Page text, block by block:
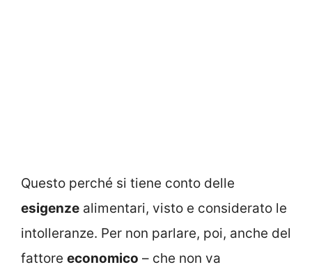
Questo perché si tiene conto delle
esigenze alimentari, visto e considerato le
intolleranze. Per non parlare, poi, anche del
fattore economico – che non va